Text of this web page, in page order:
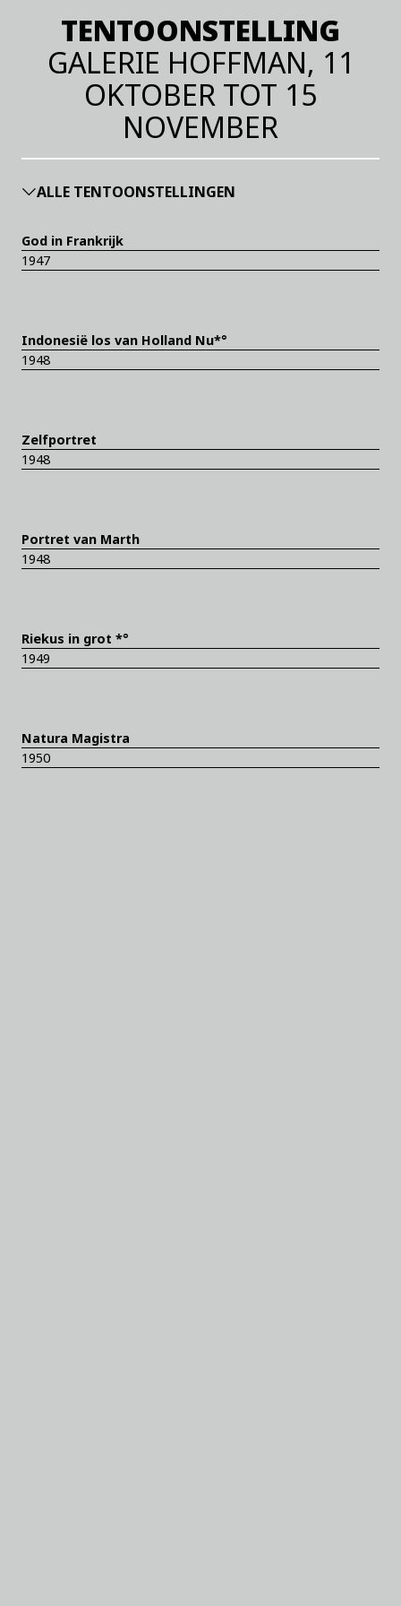
TENTOONSTELLING
GALERIE HOFFMAN, 11
OKTOBER TOT 15
NOVEMBER
ALLE TENTOONSTELLINGEN
God in Frankrijk
1947
Indonesië los van Holland Nu*°
1948
Zelfportret
1948
Portret van Marth
1948
Riekus in grot *°
1949
Natura Magistra
1950